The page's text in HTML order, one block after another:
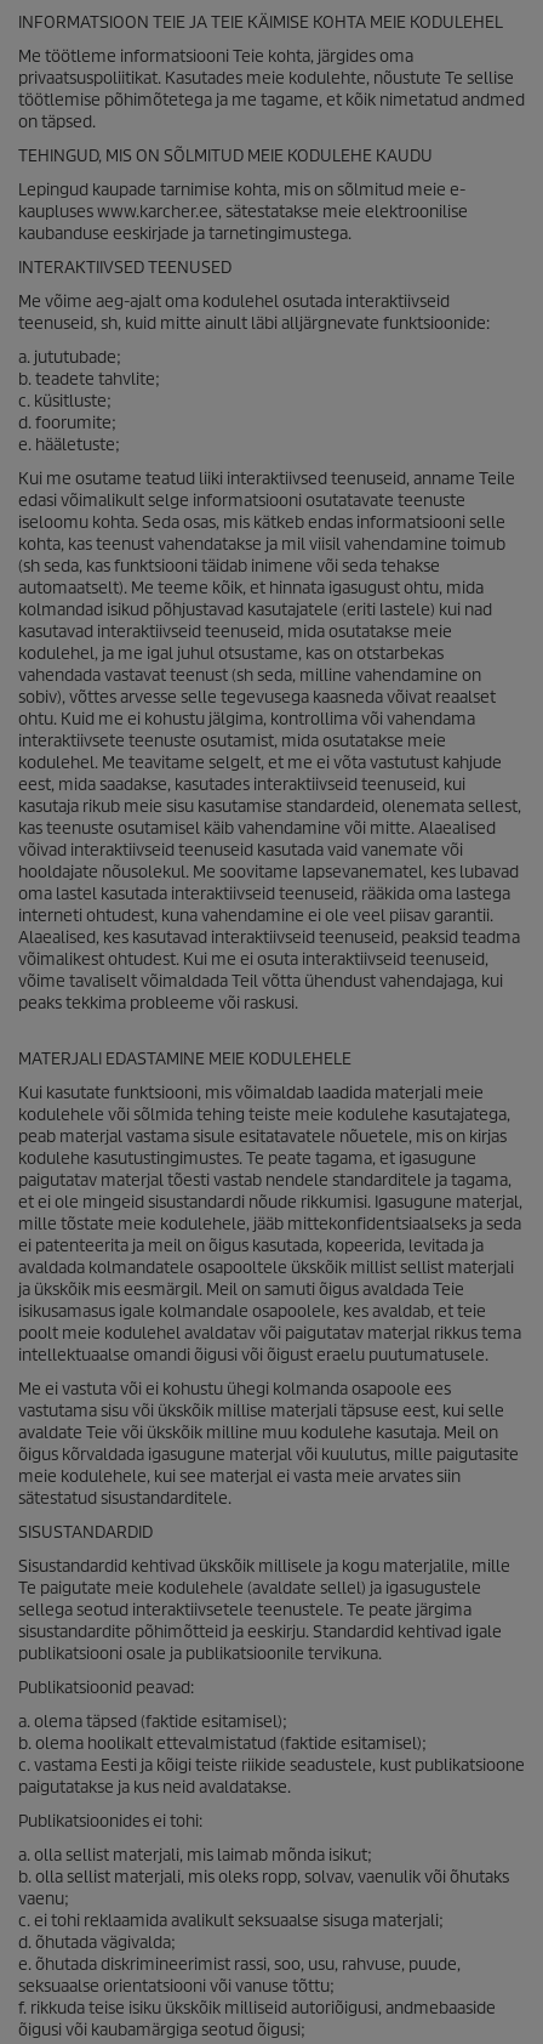
INFORMATSIOON TEIE JA TEIE KÄIMISE KOHTA MEIE KODULEHEL
Me töötleme informatsiooni Teie kohta, järgides oma
privaatsuspoliitikat. Kasutades meie kodulehte, nõustute Te sellise
töötlemise põhimõtetega ja me tagame, et kõik nimetatud andmed
on täpsed.
TEHINGUD, MIS ON SÕLMITUD MEIE KODULEHE KAUDU
Lepingud kaupade tarnimise kohta, mis on sõlmitud meie e-
kaupluses www.karcher.ee, sätestatakse meie elektroonilise
kaubanduse eeskirjade ja tarnetingimustega.
INTERAKTIIVSED TEENUSED
Me võime aeg-ajalt oma kodulehel osutada interaktiivseid
teenuseid, sh, kuid mitte ainult läbi alljärgnevate funktsioonide:
a. jututubade;
b. teadete tahvlite;
c. küsitluste;
d. foorumite;
e. hääletuste;
Kui me osutame teatud liiki interaktiivsed teenuseid, anname Teile
edasi võimalikult selge informatsiooni osutatavate teenuste
iseloomu kohta. Seda osas, mis kätkeb endas informatsiooni selle
kohta, kas teenust vahendatakse ja mil viisil vahendamine toimub
(sh seda, kas funktsiooni täidab inimene või seda tehakse
automaatselt). Me teeme kõik, et hinnata igasugust ohtu, mida
kolmandad isikud põhjustavad kasutajatele (eriti lastele) kui nad
kasutavad interaktiivseid teenuseid, mida osutatakse meie
kodulehel, ja me igal juhul otsustame, kas on otstarbekas
vahendada vastavat teenust (sh seda, milline vahendamine on
sobiv), võttes arvesse selle tegevusega kaasneda võivat reaalset
ohtu. Kuid me ei kohustu jälgima, kontrollima või vahendama
interaktiivsete teenuste osutamist, mida osutatakse meie
kodulehel. Me teavitame selgelt, et me ei võta vastutust kahjude
eest, mida saadakse, kasutades interaktiivseid teenuseid, kui
kasutaja rikub meie sisu kasutamise standardeid, olenemata sellest,
kas teenuste osutamisel käib vahendamine või mitte. Alaealised
võivad interaktiivseid teenuseid kasutada vaid vanemate või
hooldajate nõusolekul. Me soovitame lapsevanematel, kes lubavad
oma lastel kasutada interaktiivseid teenuseid, rääkida oma lastega
interneti ohtudest, kuna vahendamine ei ole veel piisav garantii.
Alaealised, kes kasutavad interaktiivseid teenuseid, peaksid teadma
võimalikest ohtudest. Kui me ei osuta interaktiivseid teenuseid,
võime tavaliselt võimaldada Teil võtta ühendust vahendajaga, kui
peaks tekkima probleeme või raskusi.
MATERJALI EDASTAMINE MEIE KODULEHELE
Kui kasutate funktsiooni, mis võimaldab laadida materjali meie
kodulehele või sõlmida tehing teiste meie kodulehe kasutajatega,
peab materjal vastama sisule esitatavatele nõuetele, mis on kirjas
kodulehe kasutustingimustes. Te peate tagama, et igasugune
paigutatav materjal tõesti vastab nendele standarditele ja tagama,
et ei ole mingeid sisustandardi nõude rikkumisi. Igasugune materjal,
mille tõstate meie kodulehele, jääb mittekonfidentsiaalseks ja seda
ei patenteerita ja meil on õigus kasutada, kopeerida, levitada ja
avaldada kolmandatele osapooltele ükskõik millist sellist materjali
ja ükskõik mis eesmärgil. Meil on samuti õigus avaldada Teie
isikusamasus igale kolmandale osapoolele, kes avaldab, et teie
poolt meie kodulehel avaldatav või paigutatav materjal rikkus tema
intellektuaalse omandi õigusi või õigust eraelu puutumatusele.
Me ei vastuta või ei kohustu ühegi kolmanda osapoole ees
vastutama sisu või ükskõik millise materjali täpsuse eest, kui selle
avaldate Teie või ükskõik milline muu kodulehe kasutaja. Meil on
õigus kõrvaldada igasugune materjal või kuulutus, mille paigutasite
meie kodulehele, kui see materjal ei vasta meie arvates siin
sätestatud sisustandarditele.
SISUSTANDARDID
Sisustandardid kehtivad ükskõik millisele ja kogu materjalile, mille
Te paigutate meie kodulehele (avaldate sellel) ja igasugustele
sellega seotud interaktiivsetele teenustele. Te peate järgima
sisustandardite põhimõtteid ja eeskirju. Standardid kehtivad igale
publikatsiooni osale ja publikatsioonile tervikuna.
Publikatsioonid peavad:
a. olema täpsed (faktide esitamisel);
b. olema hoolikalt ettevalmistatud (faktide esitamisel);
c. vastama Eesti ja kõigi teiste riikide seadustele, kust publikatsioone
paigutatakse ja kus neid avaldatakse.
Publikatsioonides ei tohi:
a. olla sellist materjali, mis laimab mõnda isikut;
b. olla sellist materjali, mis oleks ropp, solvav, vaenulik või õhutaks
vaenu;
c. ei tohi reklaamida avalikult seksuaalse sisuga materjali;
d. õhutada vägivalda;
e. õhutada diskrimineerimist rassi, soo, usu, rahvuse, puude,
seksuaalse orientatsiooni või vanuse tõttu;
f. rikkuda teise isiku ükskõik milliseid autoriõigusi, andmebaaside
õigusi või kaubamärgiga seotud õigusi;